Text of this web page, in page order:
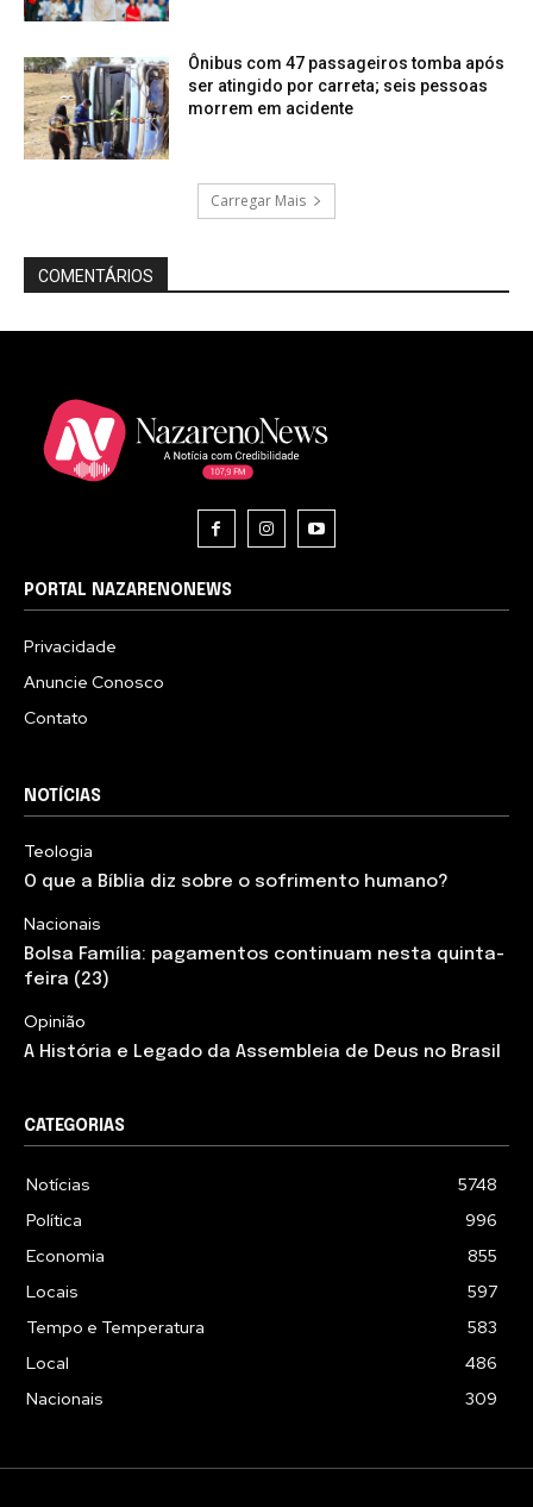
Ônibus com 47 passageiros tomba após
ser atingido por carreta; seis pessoas
morrem em acidente
Carregar Mais
COMENTÁRIOS
PORTAL NAZARENONEWS
Privacidade
Anuncie Conosco
Contato
NOTÍCIAS
Teologia
O que a Bíblia diz sobre o sofrimento humano?
Nacionais
Bolsa Família: pagamentos continuam nesta quinta-
feira (23)
Opinião
A História e Legado da Assembleia de Deus no Brasil
CATEGORIAS
Notícias
5748
Política
996
Economia
855
Locais
597
Tempo e Temperatura
583
Local
486
Nacionais
309